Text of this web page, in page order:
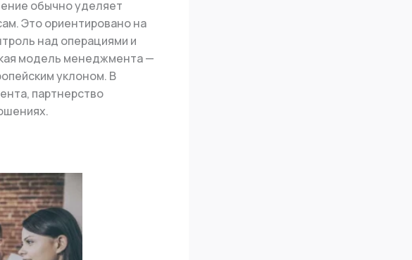
обычно уделяет
Это ориентировано на
над операциями и
модель менеджмента —
уклоном. В
партнерство